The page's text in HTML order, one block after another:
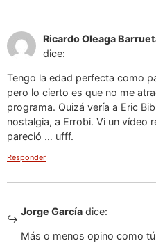
Ricardo Oleaga
dice:
Tengo la edad perfecta como
pero lo cierto es que no me
programa. Quizá vería a Eric
nostalgia, a Errobi. Vi un vídeo
pareció … ufff.
Responder
Jorge García dice:
Más o menos opino como